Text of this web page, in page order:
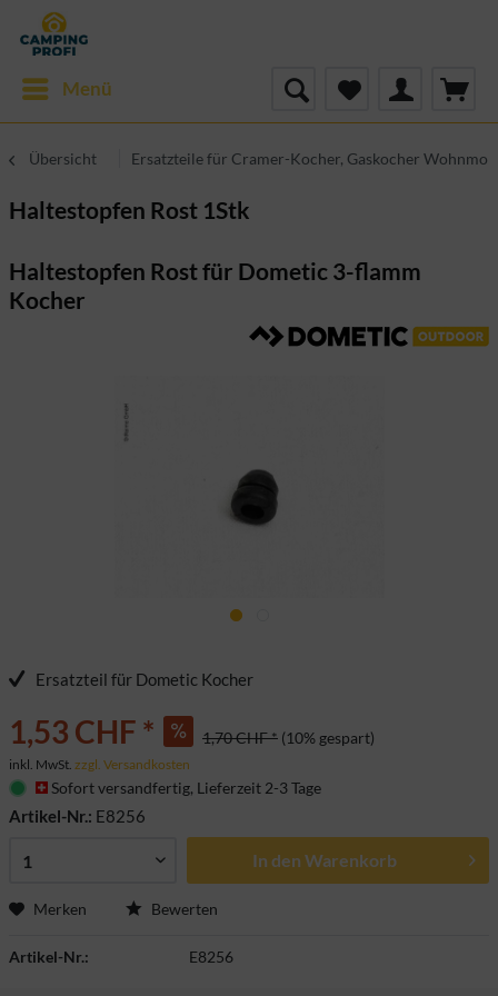
Menü
Übersicht Ersatzteile für Cramer-Kocher, Gaskocher
Haltestopfen Rost 1Stk
Haltestopfen Rost für Dometic 3-flamm
Kocher
Ersatzteil für Dometic Kocher
1,53 CHF * 1,70 CHF * (10% gespart)
inkl. MwSt. zzgl. Versandkosten
Sofort versandfertig, Lieferzeit 2-3 Tage
Artikel-Nr.: E8256
In den Warenkorb
Merken Bewerten
Artikel-Nr.: E8256